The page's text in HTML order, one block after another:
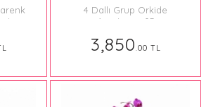
4 Dallı Grup Orkide
Aranjmanı 05
3,850.00 TL